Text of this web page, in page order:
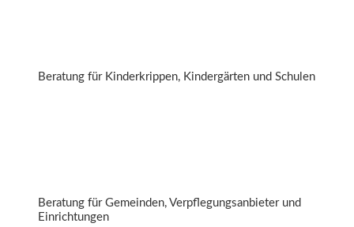
Beratung für Kinderkrippen, Kindergärten und Schulen
Beratung für Gemeinden, Verpflegungsanbieter und
Einrichtungen